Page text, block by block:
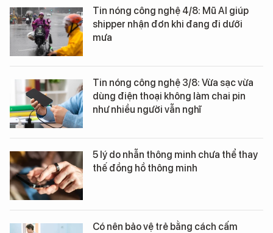
Tin nóng công nghệ 4/8: Mũ AI giúp
shipper nhận đơn khi đang đi dưới
mưa
Tin nóng công nghệ 3/8: Vừa sạc vừa
dùng điện thoại không làm chai pin
như nhiều người vẫn nghĩ
5 lý do nhẫn thông minh chưa thể thay
thế đồng hồ thông minh
Có nên bảo vệ trẻ bằng cách cấm